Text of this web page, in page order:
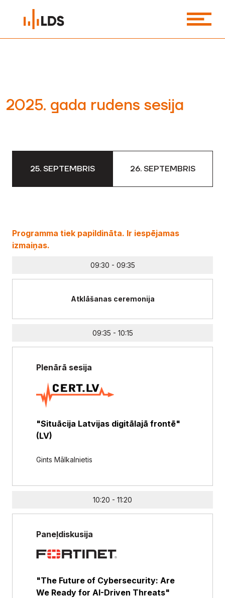
2025. gada rudens sesija
25. SEPTEMBRIS 26. SEPTEMBRIS
Programma tiek papildināta. Ir iespējamas
izmaiņas.
09:30 - 09:35
Atklāšanas ceremonija
09:35 - 10:15
Plenārā sesija
"Situācija Latvijas digitālajā frontē"
(LV)
Gints Mālkalnietis
10:20 - 11:20
Paneļdiskusija
"The Future of Cybersecurity: Are
We Ready for AI-Driven Threats"